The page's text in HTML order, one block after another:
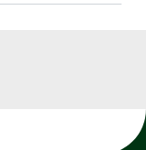
informasjon om